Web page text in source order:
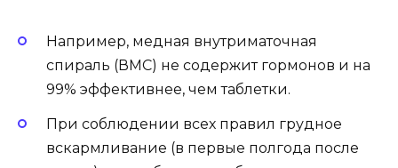
Например, медная внутриматочная
спираль (ВМС) не содержит гормонов и на
99% эффективнее, чем таблетки.
При соблюдении всех правил грудное
вскармливание (в первые полгода после